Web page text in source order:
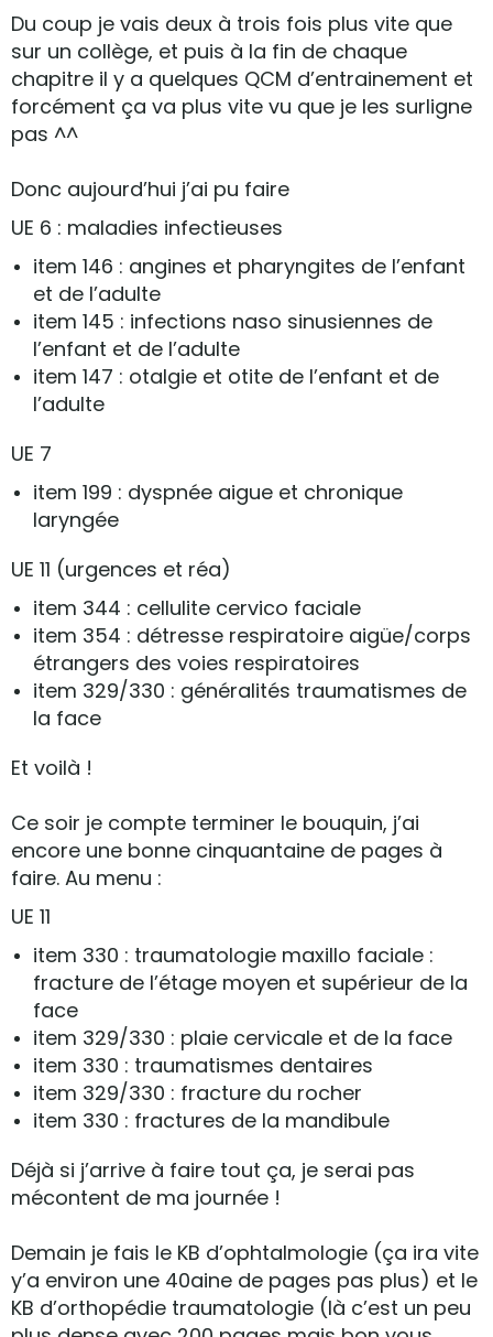
Du coup je vais deux à trois fois plus vite que
sur un collège, et puis à la fin de chaque
chapitre il y a quelques QCM d’entrainement et
forcément ça va plus vite vu que je les surligne
pas ^^
Donc aujourd’hui j’ai pu faire
UE 6 : maladies infectieuses
item 146 : angines et pharyngites de l’enfant
et de l’adulte
item 145 : infections naso sinusiennes de
l’enfant et de l’adulte
item 147 : otalgie et otite de l’enfant et de
l’adulte
UE 7
item 199 : dyspnée aigue et chronique
laryngée
UE 11 (urgences et réa)
item 344 : cellulite cervico faciale
item 354 : détresse respiratoire aigüe/corps
étrangers des voies respiratoires
item 329/330 : généralités traumatismes de
la face
Et voilà !
Ce soir je compte terminer le bouquin, j’ai
encore une bonne cinquantaine de pages à
faire. Au menu :
UE 11
item 330 : traumatologie maxillo faciale :
fracture de l’étage moyen et supérieur de la
face
item 329/330 : plaie cervicale et de la face
item 330 : traumatismes dentaires
item 329/330 : fracture du rocher
item 330 : fractures de la mandibule
Déjà si j’arrive à faire tout ça, je serai pas
mécontent de ma journée !
Demain je fais le KB d’ophtalmologie (ça ira vite
y’a environ une 40aine de pages pas plus) et le
KB d’orthopédie traumatologie (là c’est un peu